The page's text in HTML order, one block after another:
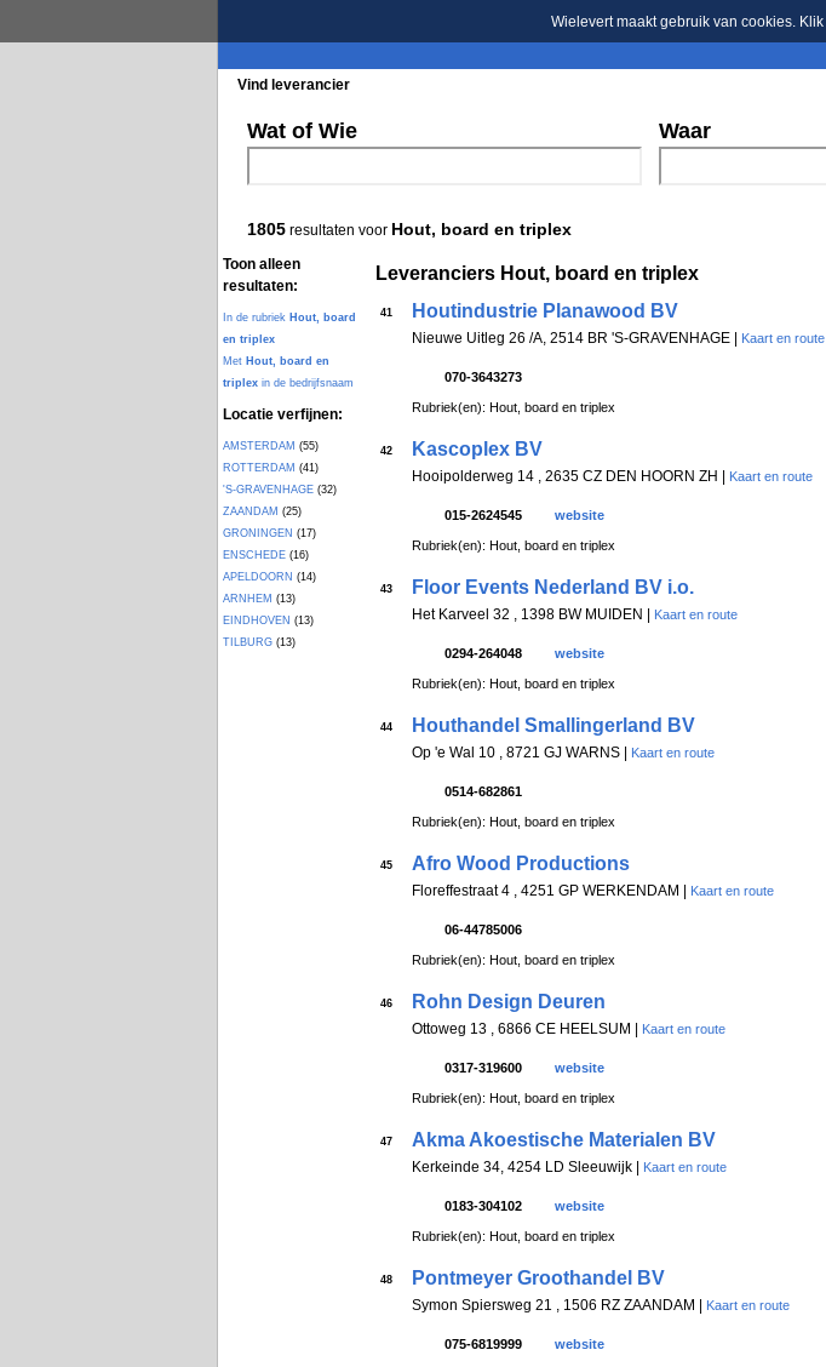
Wielevert maakt gebruik van cookies. Klik
Vind leverancier
Wat of Wie Waar
1805 resultaten voor Hout, board en triplex
Toon alleen
resultaten:
In de rubriek Hout, board
en triplex
Met Hout, board en
triplex in de bedrijfsnaam
Locatie verfijnen:
AMSTERDAM (55)
ROTTERDAM (41)
'S-GRAVENHAGE (32)
ZAANDAM (25)
GRONINGEN (17)
ENSCHEDE (16)
APELDOORN (14)
ARNHEM (13)
EINDHOVEN (13)
TILBURG (13)
Leveranciers Hout, board en triplex
41 Houtindustrie Planawood BV
Nieuwe Uitleg 26 /A, 2514 BR 'S-GRAVENHAGE | Kaart en route
070-3643273
Rubriek(en): Hout, board en triplex
42 Kascoplex BV
Hooipolderweg 14 , 2635 CZ DEN HOORN ZH | Kaart en route
015-2624545 website
Rubriek(en): Hout, board en triplex
43 Floor Events Nederland BV i.o.
Het Karveel 32 , 1398 BW MUIDEN | Kaart en route
0294-264048 website
Rubriek(en): Hout, board en triplex
44 Houthandel Smallingerland BV
Op 'e Wal 10 , 8721 GJ WARNS | Kaart en route
0514-682861
Rubriek(en): Hout, board en triplex
45 Afro Wood Productions
Floreffestraat 4 , 4251 GP WERKENDAM | Kaart en route
06-44785006
Rubriek(en): Hout, board en triplex
46 Rohn Design Deuren
Ottoweg 13 , 6866 CE HEELSUM | Kaart en route
0317-319600 website
Rubriek(en): Hout, board en triplex
47 Akma Akoestische Materialen BV
Kerkeinde 34, 4254 LD Sleeuwijk | Kaart en route
0183-304102 website
Rubriek(en): Hout, board en triplex
48 Pontmeyer Groothandel BV
Symon Spiersweg 21 , 1506 RZ ZAANDAM | Kaart en route
075-6819999 website